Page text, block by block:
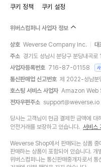
쿠키 정책
쿠키 설정
위버스컴퍼니 사업자 정보
상호 Weverse Company Inc. 대
주소 경기도 성남시 분당구 분당내곡
사업자등록번호 716-87-01158
통신판매업 신고번호 제 2022-성남
호스팅 서비스 사업자 Amazon Web
전자우편주소 support@weverse.io
당사는 고객님이 현금 결제한 금액에 대
안전거래를 보장하고 있습니다. 서비스
Weverse Shop에서 판매되는 상품
판매하는 상품이 포함되어 있습니다.
위버스컴퍼니는 통신판매중개자로서